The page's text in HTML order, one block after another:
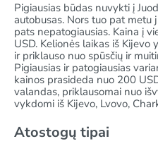
Pigiausias būdas nuvykti į
autobusas. Nors tuo pat
pats nepatogiausias. Kaina į
USD. Kelionės laikas iš
ir priklauso nuo spūsčių ir
Pigiausias ir patogiausias
kainos prasideda nuo 200
valandas, priklausomai nuo
vykdomi iš Kijevo, Lvovo,
Atostogų tipai